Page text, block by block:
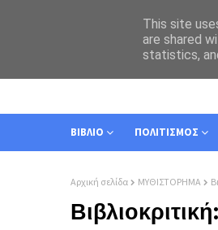
ΣΧΕΤΙΚΑ
ΒΙΒΛΙΟ ΠΟΛΙΤΙΣΜΟΣ
Αρχική σελίδα ΜΥΘΙΣΤΟΡΗΜΑ
This site
are shared
statistics,